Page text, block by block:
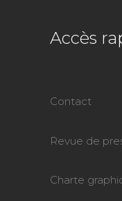
Accès
Contact
Revue de
Charte